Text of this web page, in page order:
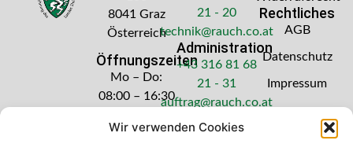
Wir verwenden Cookies
8041 Graz
Österreich
Öffnungszeiten
Mo – Do:
08:00 – 16:30
Freitag: 08:00
21 - 20
technik@rauch.co.at
Administration
+43 316 81 68
21 - 31
auftrag@rauch.co.at
Rechtliches
AGB
Datenschutz
Impressum